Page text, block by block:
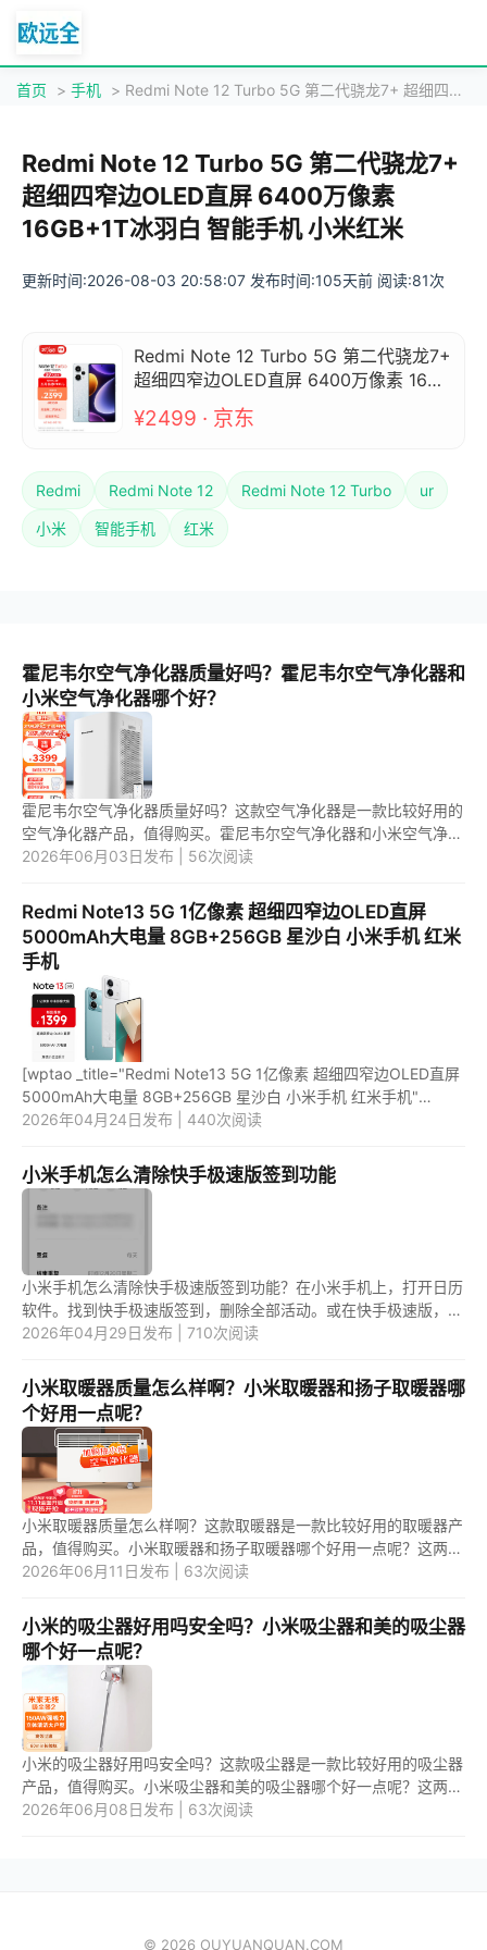
首页 > 手机 > Redmi Note 12 Turbo 5G 第二代骁龙7+ 超细四窄边OLED直屏 6400万像素 16GB+1T冰羽白 智能手机 小米红米
Redmi Note 12 Turbo 5G 第二代骁龙7+
超细四窄边OLED直屏 6400万像素
16GB+1T冰羽白 智能手机 小米红米
更新时间:2026-08-03 20:58:07 发布时间:105天前 阅读:81次
Redmi Note 12 Turbo 5G 第二代骁龙7+
超细四窄边OLED直屏 6400万像素 16GB
+1T冰羽白 智能手机 小米红米
¥2499 · 京东
Redmi Redmi Note 12 Redmi Note 12 Turbo ur
小米 智能手机 红米
霍尼韦尔空气净化器质量好吗？霍尼韦尔空气净化器和
小米空气净化器哪个好？
霍尼韦尔空气净化器质量好吗？这款空气净化器是一款比较好用的
空气净化器产品，值得购买。霍尼韦尔空气净化器和小米空气净化
器哪个好？这两款空气净化器中，应该是第一款更好用一些。 1.霍
2026年06月03日发布 | 56次阅读
Redmi Note13 5G 1亿像素 超细四窄边OLED直屏
5000mAh大电量 8GB+256GB 星沙白 小米手机 红米
手机
[wptao _title="Redmi Note13 5G 1亿像素 超细四窄边OLED直屏
5000mAh大电量 8GB+256GB 星沙白 小米手机 红米手机"
price="1399" url="https://item.jd.com/100067438550.html"
2026年04月24日发布 | 440次阅读
小米手机怎么清除快手极速版签到功能
小米手机怎么清除快手极速版签到功能？在小米手机上，打开日历
软件。找到快手极速版签到，删除全部活动。或在快手极速版，关
闭签到提醒。 1.打开小米手机，找到日历软件。点击后，在下
2026年04月29日发布 | 710次阅读
小米取暖器质量怎么样啊？小米取暖器和扬子取暖器哪
个好用一点呢？
小米取暖器质量怎么样啊？这款取暖器是一款比较好用的取暖器产
品，值得购买。小米取暖器和扬子取暖器哪个好用一点呢？这两款
取暖器产品中，应该是第一款取暖器更好用一些。 1.小米取暖器质
2026年06月11日发布 | 63次阅读
小米的吸尘器好用吗安全吗？小米吸尘器和美的吸尘器
哪个好一点呢？
小米的吸尘器好用吗安全吗？这款吸尘器是一款比较好用的吸尘器
产品，值得购买。小米吸尘器和美的吸尘器哪个好一点呢？这两款
吸尘器产品中，应该是第一款吸尘器更好用一些。 1.小米的吸尘器
2026年06月08日发布 | 63次阅读
© 2026 OUYUANQUAN.COM